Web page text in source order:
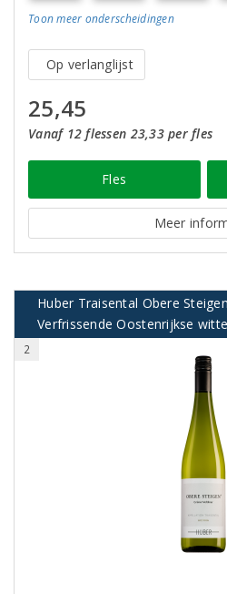
Toon meer onderscheidingen
Op verlanglijst
25,45
Vanaf 12 flessen 23,33 per fles
Fles
Meer
Huber Traisental Obere
Verfrissende Oostenrijkse
2